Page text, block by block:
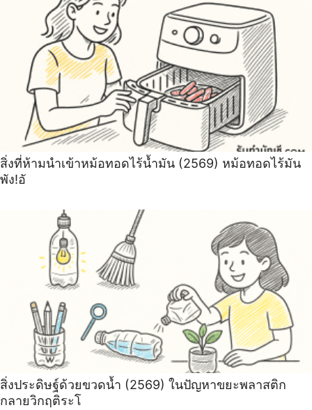
สิ่งที่ห้ามนำเข้าหม้อทอดไร้น้ำมัน (2569) หม้อทอดไร้มัน
พัง!อั
สิ่งประดิษฐ์ด้วยขวดน้ำ (2569) ในปัญหาขยะพลาสติก
กลายวิกฤติระโ